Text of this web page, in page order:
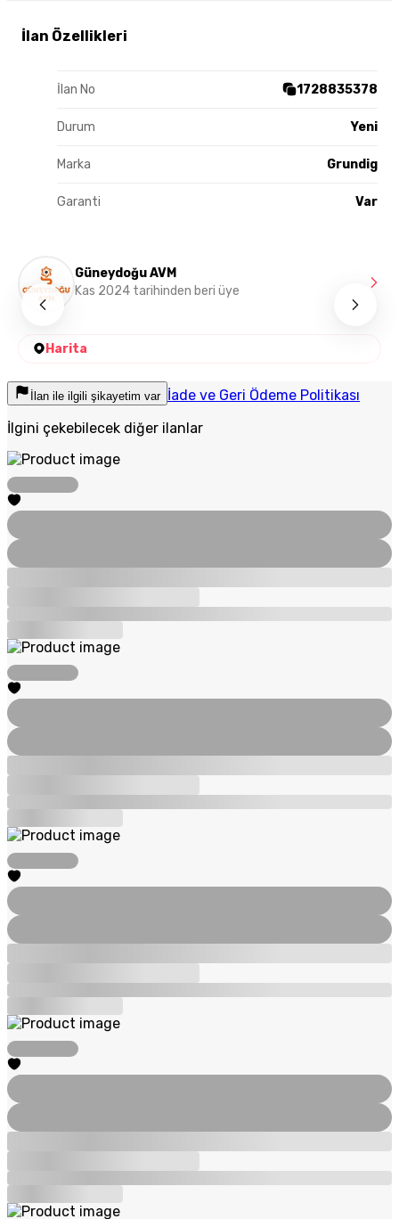
İlan Özellikleri
İlan No 1728835378
Durum Yeni
Marka Grundig
Garanti Var
Güneydoğu AVM
Kas 2024 tarihinden beri üye
Harita
İlan ile ilgili şikayetim var İade ve Geri Ödeme Politikası
İlgini çekebilecek diğer ilanlar